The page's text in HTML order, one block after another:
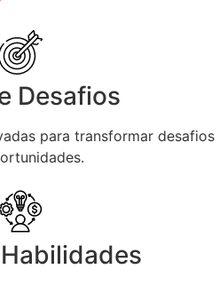
Desafios
para transformar desafios